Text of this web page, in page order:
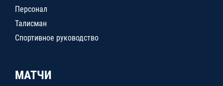
Персонал
Талисман
Спортивное руководство
МАТЧИ